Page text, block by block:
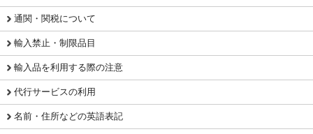
通関・関税について
輸入禁止・制限品目
輸入品を利用する際の注意
代行サービスの利用
名前・住所などの英語表記